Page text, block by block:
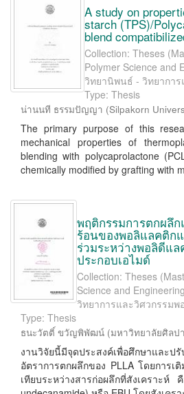
A study on
starch (TPS)/
blend
Collection: Theses
Polymer Science and
วิทยานิพนธ์ - วิทยาการ
Type: Thesis
น่านนที ธรรมปัญญา (Silpakorn
The primary purpose of this
mechanical properties of
blending with polycaprolactone
chemically modified by grafting with
พฤติกรรมการตกผลึ
ร้อนของพอลิแลคติก
ร่วมระหว่างพอลิดีแ
ประกอบเอไมด์
Collection: Theses
Science and
วิทยาการและวิศวกรรมพ
Type: Thesis
ธนะวัตติ์ ขวัญพิพัฒน์ (มหาวิทยาลัยศิลป
งานวิจัยนี้มีจุดประสงค์เพื่อศึกษาและป
อัตราการตกผลึกของ PLLA โดยการเ
เทียบระหว่างสารก่อผลึกที่สังเคราะห์